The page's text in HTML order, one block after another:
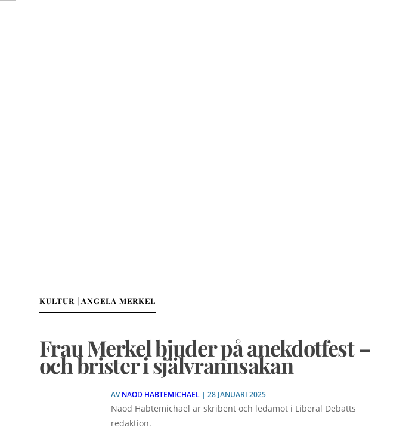
KULTUR | ANGELA MERKEL
Frau Merkel bjuder på anekdotfest –
och brister i självrannsakan
AVNAOD HABTEMICHAEL| 28 JANUARI 2025
Naod Habtemichael är skribent och ledamot i Liberal Debatts
redaktion.